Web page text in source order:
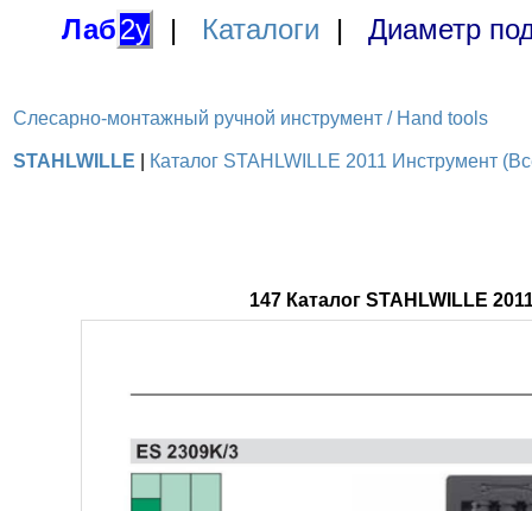
Лаб2у | Каталоги | Диаметр
Слесарно-монтажный ручной инструмент / Hand tools
STAHLWILLE Каталог STAHLWILLE 2011 Инструмент
147 Каталог STAHLWILLE